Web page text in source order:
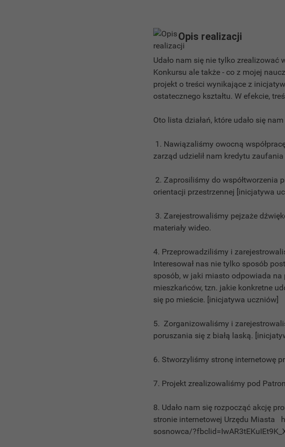
Opis realizacji
Udało nam się nie tylko zrealizować
Konkursu ale także - co z mojej
projekt o treści wynikające z
ostatecznego kształtu. W efekcie,
Oto lista działań, które udało się
1. Nawiązaliśmy owocną
zarząd udzielił nam kredytu
2. Zaprosiliśmy do współtworzenia
orientacji przestrzennej [inicjatywa
3. Zarejestrowaliśmy pejzaże
materiały wideo.
4. Przeprowadziliśmy i
Interesował nas nie tylko sposób
sposób, w jaki miasto odpowiada
mieszkańców, tzn. jakie konkretne
się po mieście. [inicjatywa uczniów]
5. Zorganizowaliśmy i
poruszania się z białą laską.
6. Stworzyliśmy stronę internetowę
7. Projekt zrealizowaliśmy pod
8. Udało nam się rozpocząć akcję
stronie internetowej Urzędu Miasta
sosnowca/